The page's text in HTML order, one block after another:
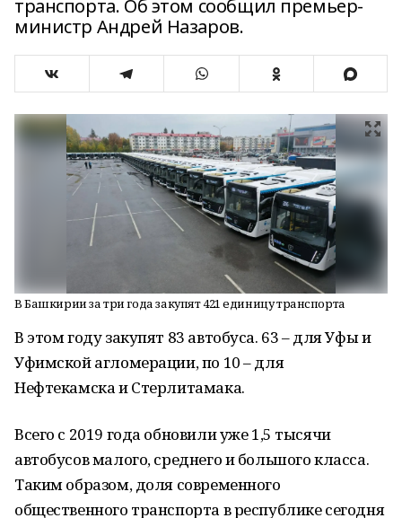
транспорта. Об этом сообщил премьер-
министр Андрей Назаров.
В Башкирии за три года закупят 421 единицу транспорта
В этом году закупят 83 автобуса. 63 – для Уфы и
Уфимской агломерации, по 10 – для
Нефтекамска и Стерлитамака.
Всего с 2019 года обновили уже 1,5 тысячи
автобусов малого, среднего и большого класса.
Таким образом, доля современного
общественного транспорта в республике сегодня